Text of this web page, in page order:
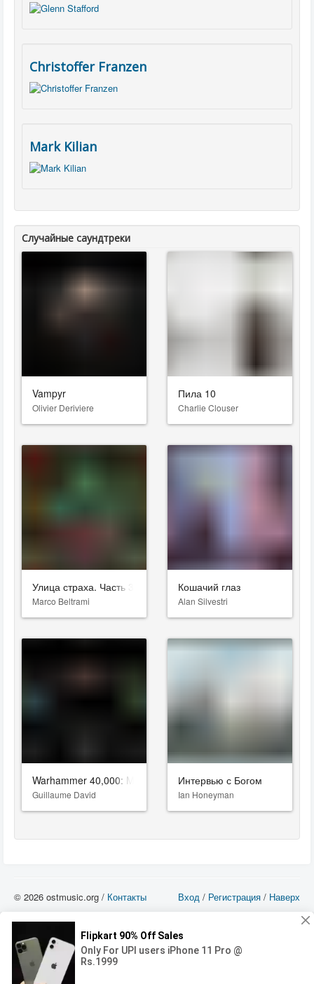
Christoffer Franzen
Mark Kilian
Случайные саундтреки
Vampyr
Olivier Deriviere
Пила 10
Charlie Clouser
Улица страха. Часть 3: 1666
Marco Beltrami
Кошачий глаз
Alan Silvestri
Warhammer 40,000: Mechanicus II
Guillaume David
Интервью с Богом
Ian Honeyman
Вход / Регистрация / Наверх
© 2026 ostmusic.org / Контакты
можете использовать такие материалы только в том в случае, если
использование производится с ознакомительными целями - для прочих целей
вы должны приобрести лицензионную запись.